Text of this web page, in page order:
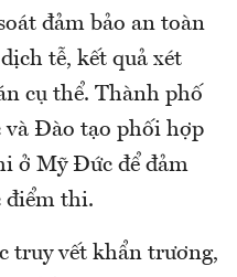
đảm bảo an toàn
tễ, kết quả xét
cụ thể. Thành phố
và Đào tạo phối hợp
ở Mỹ Đức để đảm
điểm thi.
truy vết khẩn trương,